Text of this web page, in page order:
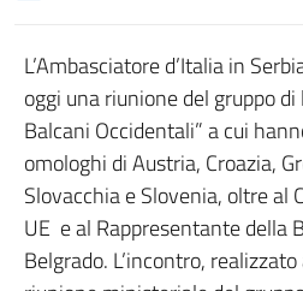
L’Ambasciatore d’Italia in
oggi una riunione del gruppo di
Balcani Occidentali” a cui
omologhi di Austria, Croazia,
Slovacchia e Slovenia, oltre al
UE e al Rappresentante della
Belgrado. L’incontro,